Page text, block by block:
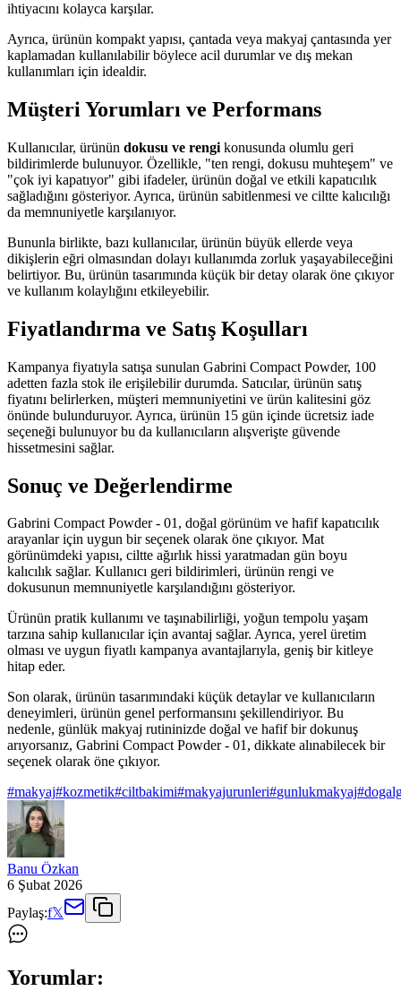
ihtiyacını kolayca karşılar.
Ayrıca, ürünün kompakt yapısı, çantada veya makyaj çantasında yer
kaplamadan kullanılabilir böylece acil durumlar ve dış mekan
kullanımları için idealdir.
Müşteri Yorumları ve Performans
Kullanıcılar, ürünün dokusu ve rengi konusunda olumlu geri
bildirimlerde bulunuyor. Özellikle, "ten rengi, dokusu muhteşem" ve
"çok iyi kapatıyor" gibi ifadeler, ürünün doğal ve etkili kapatıcılık
sağladığını gösteriyor. Ayrıca, ürünün sabitlenmesi ve ciltte kalıcılığı
da memnuniyetle karşılanıyor.
Bununla birlikte, bazı kullanıcılar, ürünün büyük ellerde veya
dikişlerin eğri olmasından dolayı kullanımda zorluk yaşayabileceğini
belirtiyor. Bu, ürünün tasarımında küçük bir detay olarak öne çıkıyor
ve kullanım kolaylığını etkileyebilir.
Fiyatlandırma ve Satış Koşulları
Kampanya fiyatıyla satışa sunulan Gabrini Compact Powder, 100
adetten fazla stok ile erişilebilir durumda. Satıcılar, ürünün satış
fiyatını belirlerken, müşteri memnuniyetini ve ürün kalitesini göz
önünde bulunduruyor. Ayrıca, ürünün 15 gün içinde ücretsiz iade
seçeneği bulunuyor bu da kullanıcıların alışverişte güvende
hissetmesini sağlar.
Sonuç ve Değerlendirme
Gabrini Compact Powder - 01, doğal görünüm ve hafif kapatıcılık
arayanlar için uygun bir seçenek olarak öne çıkıyor. Mat
görünümdeki yapısı, ciltte ağırlık hissi yaratmadan gün boyu
kalıcılık sağlar. Kullanıcı geri bildirimleri, ürünün rengi ve
dokusunun memnuniyetle karşılandığını gösteriyor.
Ürünün pratik kullanımı ve taşınabilirliği, yoğun tempolu yaşam
tarzına sahip kullanıcılar için avantaj sağlar. Ayrıca, yerel üretim
olması ve uygun fiyatlı kampanya avantajlarıyla, geniş bir kitleye
hitap eder.
Son olarak, ürünün tasarımındaki küçük detaylar ve kullanıcıların
deneyimleri, ürünün genel performansını şekillendiriyor. Bu
nedenle, günlük makyaj rutininizde doğal ve hafif bir dokunuş
arıyorsanız, Gabrini Compact Powder - 01, dikkate alınabilecek bir
seçenek olarak öne çıkıyor.
#makyaj#kozmetik#ciltbakimi#makyajurunleri#gunlukmakyaj#
Banu Özkan
6 Şubat 2026
Paylaş:f𝕏
Yorumlar: